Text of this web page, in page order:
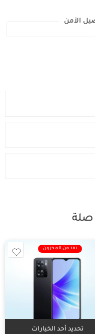
الآمن
صلة
نفذ من المخزون
تحديد أحد الخيارات